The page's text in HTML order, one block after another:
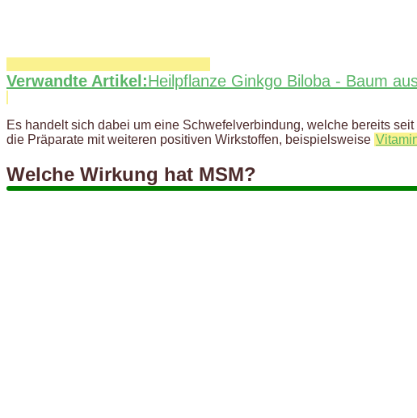
Verwandte Artikel:Heilpflanze Ginkgo Biloba - Baum
Es handelt sich dabei um eine Schwefelverbindung, welche bereits
die Präparate mit weiteren positiven Wirkstoffen, beispielsweise
Welche Wirkung hat MSM?